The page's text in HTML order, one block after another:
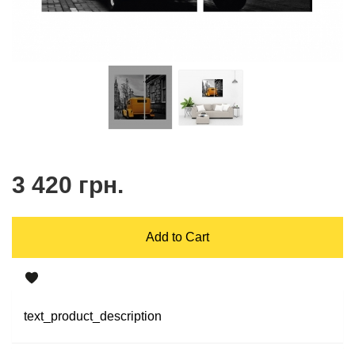
3 420 грн.
Add to Cart
text_product_description